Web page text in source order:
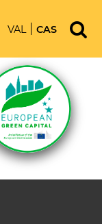
VAL CAS